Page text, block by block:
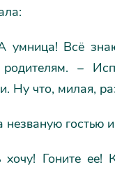
Всё
–
Ну что, милая,
гостью
Гоните ее!